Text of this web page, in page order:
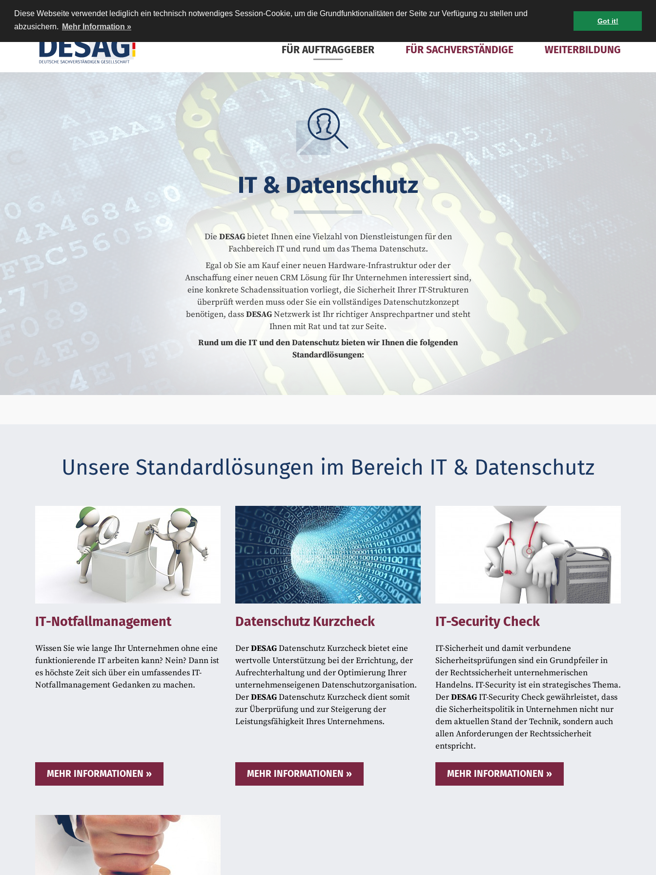
Diese Webseite verwendet lediglich ein technisch notwendiges Session-Cookie, um die Grundfunktionalitäten der Seite zur Verfügung zu stellen und
abzusichern.
Mehr Information »
Got it!
INTRANET
FÜR AUFTRAGGEBER FÜR SACHVERSTÄNDIGE WEITERBILDUNG
IT & Datenschutz
Die DESAGbietet Ihnen eine Vielzahl von Dienstleistungen für den
Fachbereich IT und rund um das Thema Datenschutz.
Egal ob Sie am Kauf einer neuen Hardware-Infrastruktur oder der
Anschaffung einer neuen CRM Lösung für Ihr Unternehmen interessiert sind,
eine konkrete Schadenssituation vorliegt, die Sicherheit Ihrer IT-Strukturen
überprüft werden muss oder Sie ein vollständiges Datenschutzkonzept
benötigen, dassDESAGNetzwerk ist Ihr richtiger Ansprechpartner und steht
Ihnen mit Rat und tat zur Seite.
Rund um die IT und den Datenschutz bieten wir Ihnen die folgenden
Standardlösungen:
Unsere Standardlösungen im Bereich IT & Datenschutz
IT-Notfallmanagement
Wissen Sie wie lange Ihr Unternehmen ohne eine
funktionierende IT arbeiten kann? Nein? Dann ist
es höchste Zeit sich über ein umfassendes IT-
Notfallmanagement Gedanken zu machen.
MEHR INFORMATIONEN
Datenschutz Kurzcheck
DerDESAGDatenschutz Kurzcheck bietet eine
wertvolle Unterstützung bei der Errichtung, der
Aufrechterhaltung und der Optimierung Ihrer
unternehmenseigenen Datenschutzorganisation.
DerDESAGDatenschutz Kurzcheck dient somit
zur Überprüfung und zur Steigerung der
Leistungsfähigkeit Ihres Unternehmens.
MEHR INFORMATIONEN
IT-Security Check
IT-Sicherheit und damit verbundene
Sicherheitsprüfungen sind ein Grundpfeiler in
der Rechtssicherheit unternehmerischen
Handelns. IT-Security ist ein strategisches Thema.
DerDESAGIT-Security Check gewährleistet, dass
die Sicherheitspolitik in Unternehmen nicht nur
dem aktuellen Stand der Technik, sondern auch
allen Anforderungen der Rechtssicherheit
entspricht.
MEHR INFORMATIONEN